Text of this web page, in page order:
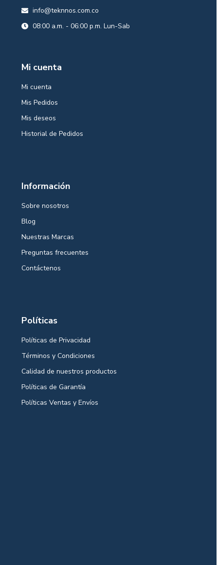
info@teknnos.com.co
08:00 a.m. - 06:00 p.m. Lun-Sab
Mi cuenta
Mi cuenta
Mis Pedidos
Mis deseos
Historial de Pedidos
Información
Sobre nosotros
Blog
Nuestras Marcas
Preguntas frecuentes
Contáctenos
Políticas
Políticas de Privacidad
Términos y Condiciones
Calidad de nuestros productos
Políticas de Garantía
Políticas Ventas y Envíos